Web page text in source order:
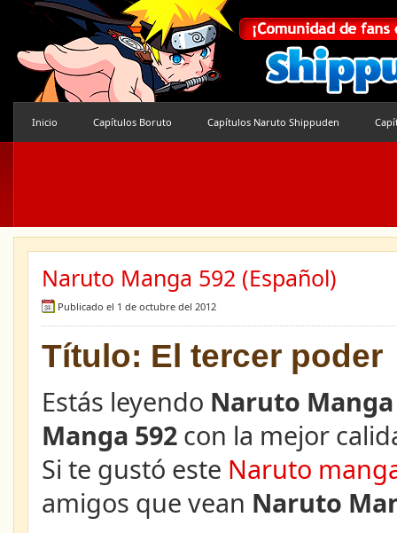
Inicio Capítulos Boruto Capítulos Naruto Shippuden
Naruto Manga 592 (Español)
Publicado el 1 de octubre del 2012
Título: El tercer poder
Estás leyendo Naruto Manga
Manga 592 con la mejor
Si te gustó este Naruto
amigos que vean Naruto